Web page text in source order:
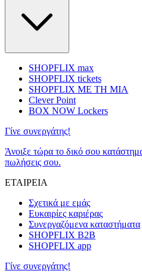
SHOPFLIX max
SHOPFLIX tickets
SHOPFLIX ΜΕ ΤΗ ΜΙΑ
Clever Point
BOX NOW Lockers
Γίνε συνεργάτης!
Άνοιξε τώρα το δικό σου
πωλήσεις σου.
ΕΤΑΙΡΕΙΑ
Σχετικά με εμάς
Ευκαιρίες καριέρας
Συνεργαζόμενα καταστήματα
SHOPFLIX B2B
SHOPFLIX app
Γίνε συνεργάτης!